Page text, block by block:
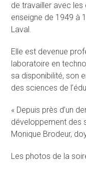
de travailler avec
enseigne de 1949 à
Laval.
Elle est devenue
laboratoire en
sa disponibilité, son
des sciences de
« Depuis près d’un
développement des
Monique Brodeur,
Les photos de la